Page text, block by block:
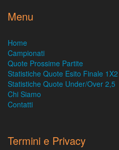
Menu
Home
Campionati
Quote Prossime Partite
Statistiche Quote Esito Finale 1X2
Statistiche Quote Under/Over 2,5
Chi Siamo
Contatti
Termini e Privacy